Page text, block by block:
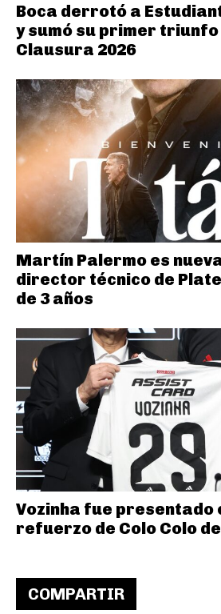
COMPARTIR
Boca derrotó a
y sumó su primer triunfo
Clausura 2026
Martín Palermo es
director técnico de
de 3 años
Vozinha fue presentado
refuerzo de Colo Colo